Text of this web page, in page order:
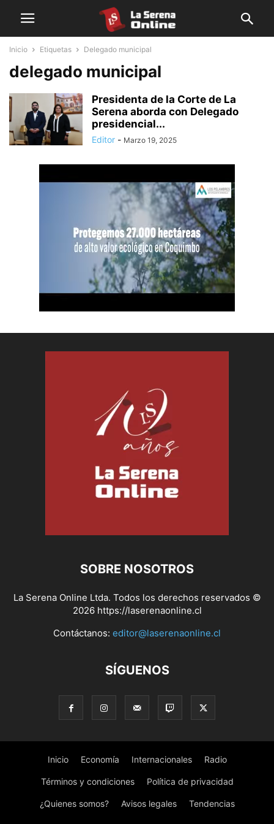
Inicio Etiquetas Delegado municipal
delegado municipal
Presidenta de la Corte de La
Serena aborda con Delegado
presidencial...
Editor - Marzo 19, 2025
SOBRE NOSOTROS
La Serena Online Ltda. Todos los derechos reservados ©
2026 https://laserenaonline.cl
Contáctanos: editor@laserenaonline.cl
SÍGUENOS
Inicio Economía Internacionales Radio
Términos y condiciones Política de privacidad
¿Quienes somos? Avisos legales Tendencias